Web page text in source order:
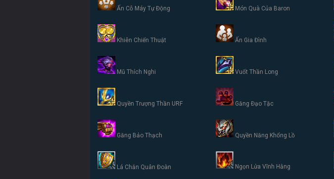
Ấn Cỗ Máy Tự Động Món Quà Của Baron
Khiên Chiến Thuật Ấn Gia Đình
Mũ Thích Nghi Vuốt Thần Long
Quyền Trượng Thần URF Găng Đạo Tặc
Găng Bảo Thạch Quyền Năng Khổng Lồ
Lá Chắn Quân Đoàn Ngọn Lửa Vĩnh Hằng